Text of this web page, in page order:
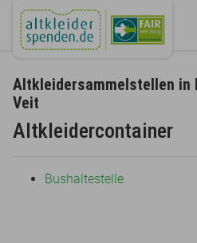
Altkleidersammelstellen in
Veit
Altkleidercontainer
Bushaltestelle